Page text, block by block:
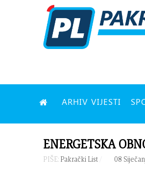
ARHIV VIJESTI
ENERGETSKA
PIŠE: Pakrački List 08